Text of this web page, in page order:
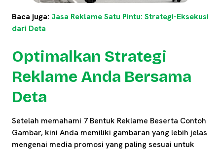
Baca juga: Jasa Reklame Satu Pintu: Strategi-Eksekusi
dari Deta
Optimalkan Strategi
Reklame Anda Bersama
Deta
Setelah memahami 7 Bentuk Reklame Beserta Contoh
Gambar, kini Anda memiliki gambaran yang lebih jelas
mengenai media promosi yang paling sesuai untuk